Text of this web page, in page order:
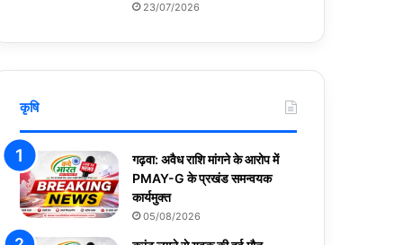
23/07/2026
कृषि
गढ़वा: अवैध राशि मांगने के आरोप में
PMAY-G के प्रखंड समन्वयक
कार्यमुक्त
05/08/2026